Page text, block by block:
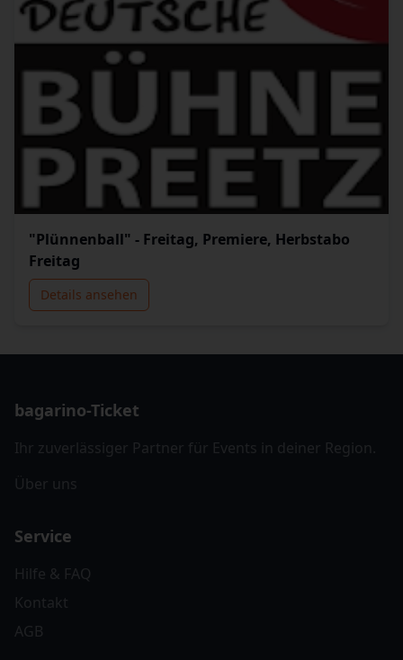
"Plünnenball" - Freitag, Premiere, Herbstabo
Freitag
Details ansehen
bagarino-Ticket
Ihr zuverlässiger Partner für Events in deiner Region.
Über uns
Service
Hilfe & FAQ
Kontakt
AGB